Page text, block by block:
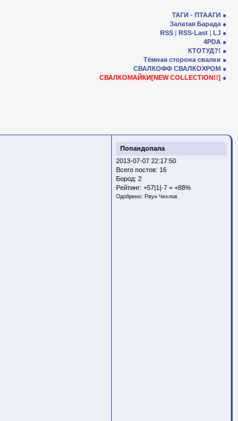
ТАГИ - ПТААГИ
Залатая Барада
RSS | RSS-Last | LJ
4PDA
КТОТУД?!
Тёмная сторона свалки
СВАЛКОФФ СВАЛКОХРОМ
СВАЛКОМАЙКИ[NEW COLLECTION!!]
Попандопала
2013-07-07 22:17:50
Всего постов: 16
Бород: 2
Рейтинг: +57|1|-7 = +88%
Одобрено: Рвун Чехлов